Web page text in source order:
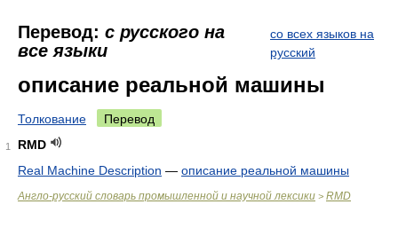
Перевод: с русского на
все языки
со всех языков на
русский
описание реальной машины
Толкование Перевод
1
RMD
Real Machine Description — описание реальной машины
Англо-русский словарь промышленной и научной лексики > RMD